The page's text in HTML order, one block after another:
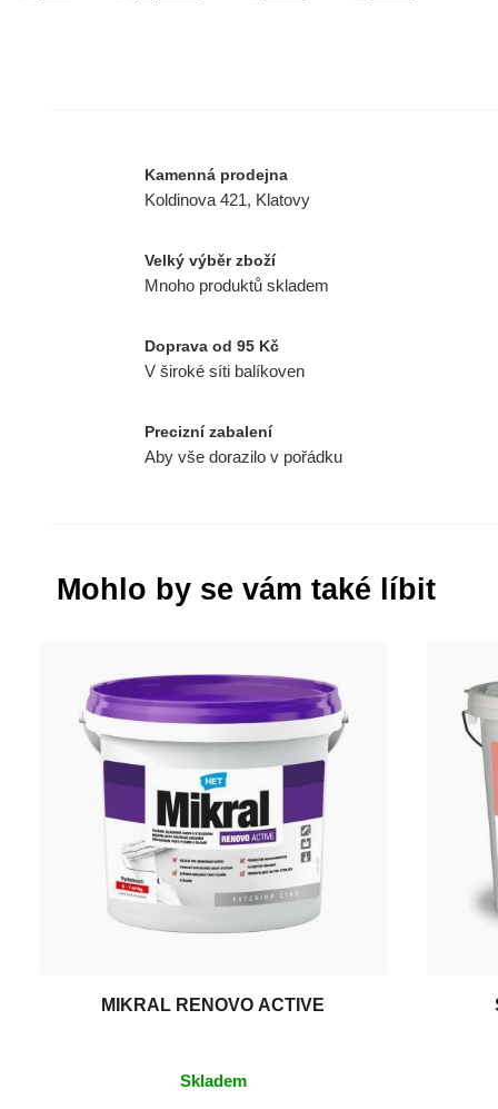
Kamenná prodejna
Koldinova 421, Klatovy
Velký výběr zboží
Mnoho produktů skladem
Doprava od 95 Kč
V široké síti balíkoven
Precizní zabalení
Aby vše dorazilo v pořádku
Mohlo by se vám také líbit
MIKRAL RENOVO ACTIVE
Skladem